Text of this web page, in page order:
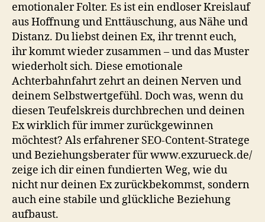
emotionaler Folter. Es ist ein endloser Kreislauf
aus Hoffnung und Enttäuschung, aus Nähe und
Distanz. Du liebst deinen Ex, ihr trennt euch,
ihr kommt wieder zusammen – und das Muster
wiederholt sich. Diese emotionale
Achterbahnfahrt zehrt an deinen Nerven und
deinem Selbstwertgefühl. Doch was, wenn du
diesen Teufelskreis durchbrechen und deinen
Ex wirklich für immer zurückgewinnen
möchtest? Als erfahrener SEO-Content-Stratege
und Beziehungsberater für www.exzurueck.de/
zeige ich dir einen fundierten Weg, wie du
nicht nur deinen Ex zurückbekommst, sondern
auch eine stabile und glückliche Beziehung
aufbaust.